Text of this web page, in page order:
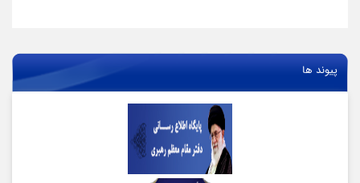
پیوند ها